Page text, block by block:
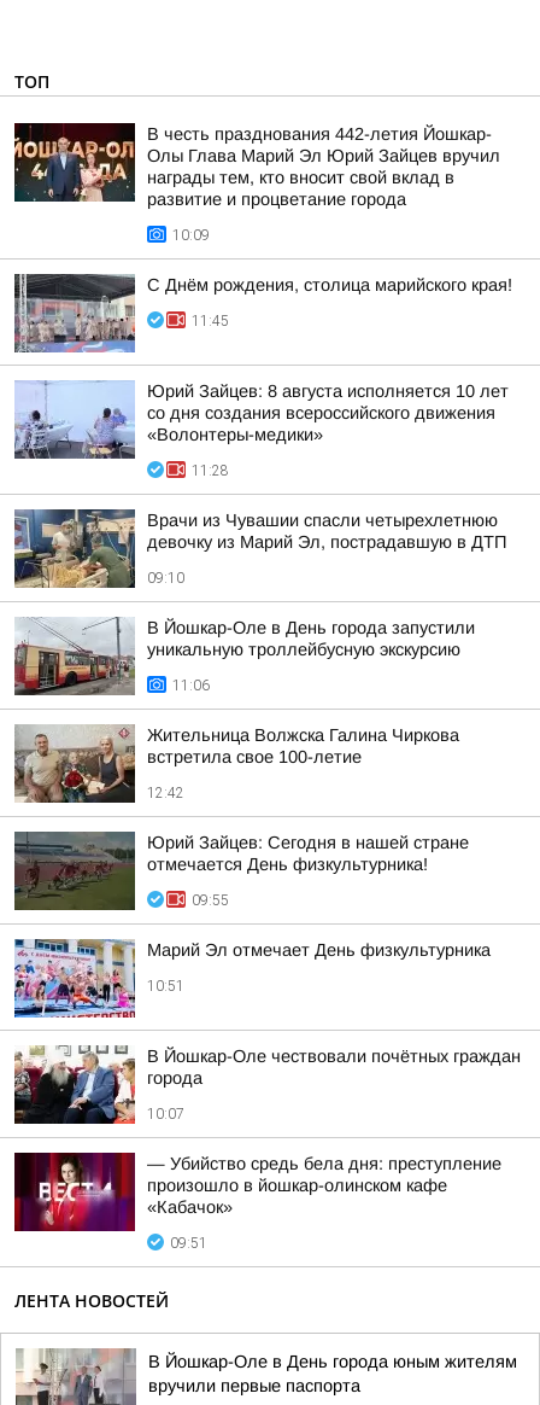
ТОП
В честь празднования 442-летия Йошкар-
Олы Глава Марий Эл Юрий Зайцев вручил
награды тем, кто вносит свой вклад в
развитие и процветание города
10:09
С Днём рождения, столица марийского края!
11:45
Юрий Зайцев: 8 августа исполняется 10 лет
со дня создания всероссийского движения
«Волонтеры-медики»
11:28
Врачи из Чувашии спасли четырехлетнюю
девочку из Марий Эл, пострадавшую в ДТП
09:10
В Йошкар-Оле в День города запустили
уникальную троллейбусную экскурсию
11:06
Жительница Волжска Галина Чиркова
встретила свое 100-летие
12:42
Юрий Зайцев: Сегодня в нашей стране
отмечается День физкультурника!
09:55
Марий Эл отмечает День физкультурника
10:51
В Йошкар-Оле чествовали почётных граждан
города
10:07
— Убийство средь бела дня: преступление
произошло в йошкар-олинском кафе
«Кабачок»
09:51
ЛЕНТА НОВОСТЕЙ
В Йошкар-Оле в День города юным жителям
вручили первые паспорта